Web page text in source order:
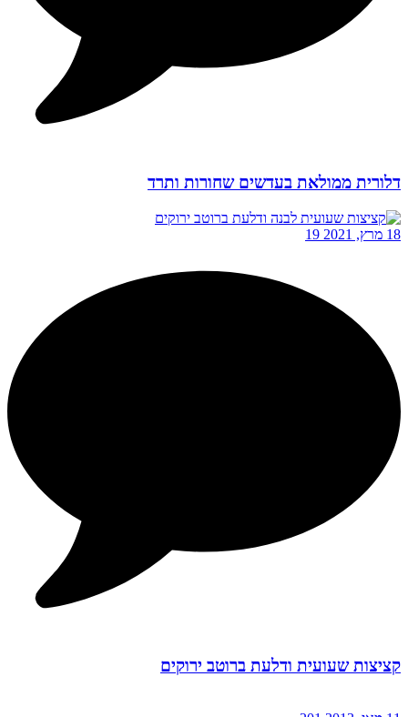
דלורית ממולאת בעדשים שחורות ותרד
18 מרץ, 2021 19
קציצות שעועית ודלעת ברוטב ירוקים